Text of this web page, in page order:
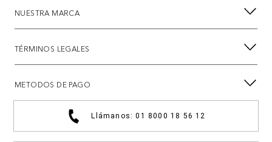
NUESTRA MARCA
TÉRMINOS LEGALES
METODOS DE PAGO
Llámanos: 01 8000 18 56 12